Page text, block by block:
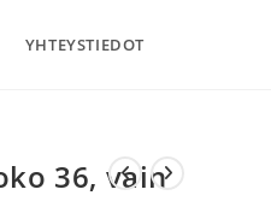
YHTEYSTIEDOT
36, vain